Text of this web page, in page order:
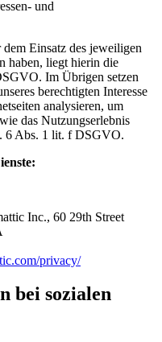
und
Einsatz des jeweiligen
haben, liegt hierin die
Im Übrigen setzen
berechtigten Interesse
analysieren, um
das Nutzungserlebnis
6 Abs. 1 lit. f DSGVO.
Inc., 60 29th Street
privacy/
bei sozialen